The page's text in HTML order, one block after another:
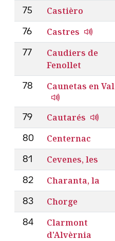
75 Castièro
76 Castres
77
Caudiers de
Fenollet
78 Caunetas en Val
79 Cautarés
80 Centernac
81 Cevenes, les
82 Charanta, la
83 Chorge
84
Clarmont
d'Alvèrnia